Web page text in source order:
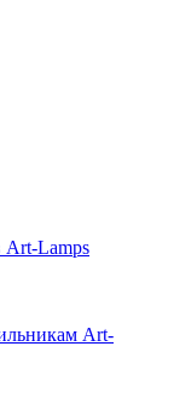
Art-Lamps
Art-